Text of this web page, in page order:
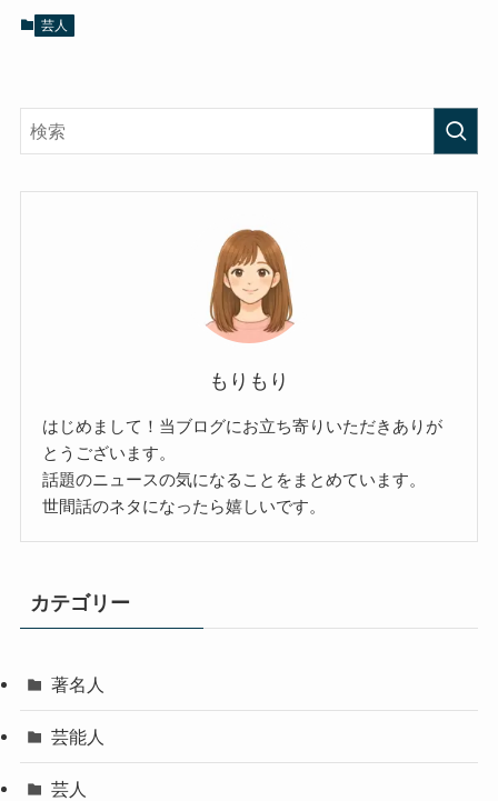
芸人
もりもり
はじめまして！当ブログにお立ち寄りいただきありが
とうございます。
話題のニュースの気になることをまとめています。
世間話のネタになったら嬉しいです。
カテゴリー
著名人
芸能人
芸人